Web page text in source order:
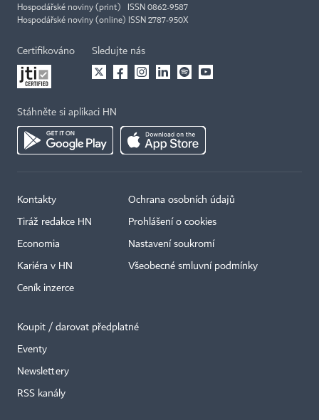
Hospodářské noviny (print) ISSN 0862-9587
Hospodářské noviny (online) ISSN 2787-950X
Certifikováno Sledujte nás
Stáhněte si aplikaci HN
Kontakty
Tiráž redakce HN
Economia
Kariéra v HN
Ceník inzerce
Ochrana osobních údajů
Prohlášení o cookies
Nastavení soukromí
Všeobecné smluvní podmínky
Koupit / darovat předplatné
Eventy
Newslettery
RSS kanály